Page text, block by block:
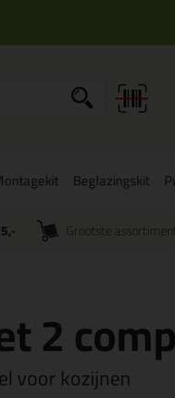
Beglazingskit
Grootste assortiment
2
voor kozijnen